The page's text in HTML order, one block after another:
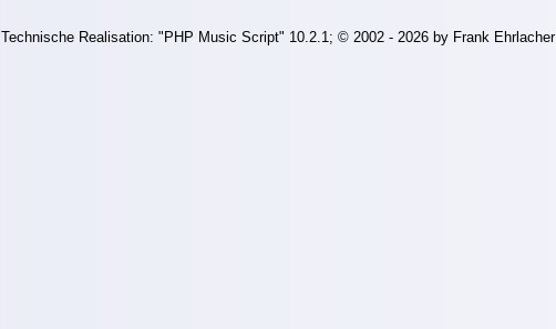
Technische Realisation: "PHP Music Script" 10.2.1; © 2002 - 2026 by Frank Ehrlacher